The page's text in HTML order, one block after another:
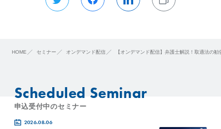
HOME セミナー オンデマンド配信 【オンデマンド配信】弁護士解説！取適法の
Scheduled Seminar
申込受付中のセミナー
2026.08.06